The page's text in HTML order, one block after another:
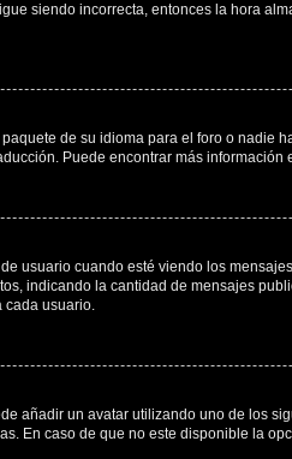
siendo incorrecta, entonces la hora
de su idioma para el foro o
Puede encontrar más información
usuario cuando esté viendo los
indicando la cantidad de mensajes
cada usuario.
añadir un avatar utilizando uno de los
En caso de que no este disponible la